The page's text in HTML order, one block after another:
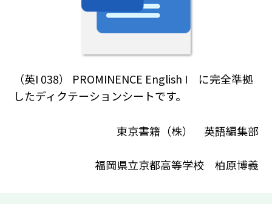
（英I 038） PROMINENCE English I に完全準拠
したディクテーションシートです。
東京書籍（株） 英語編集部
福岡県立京都高等学校 柏原博義